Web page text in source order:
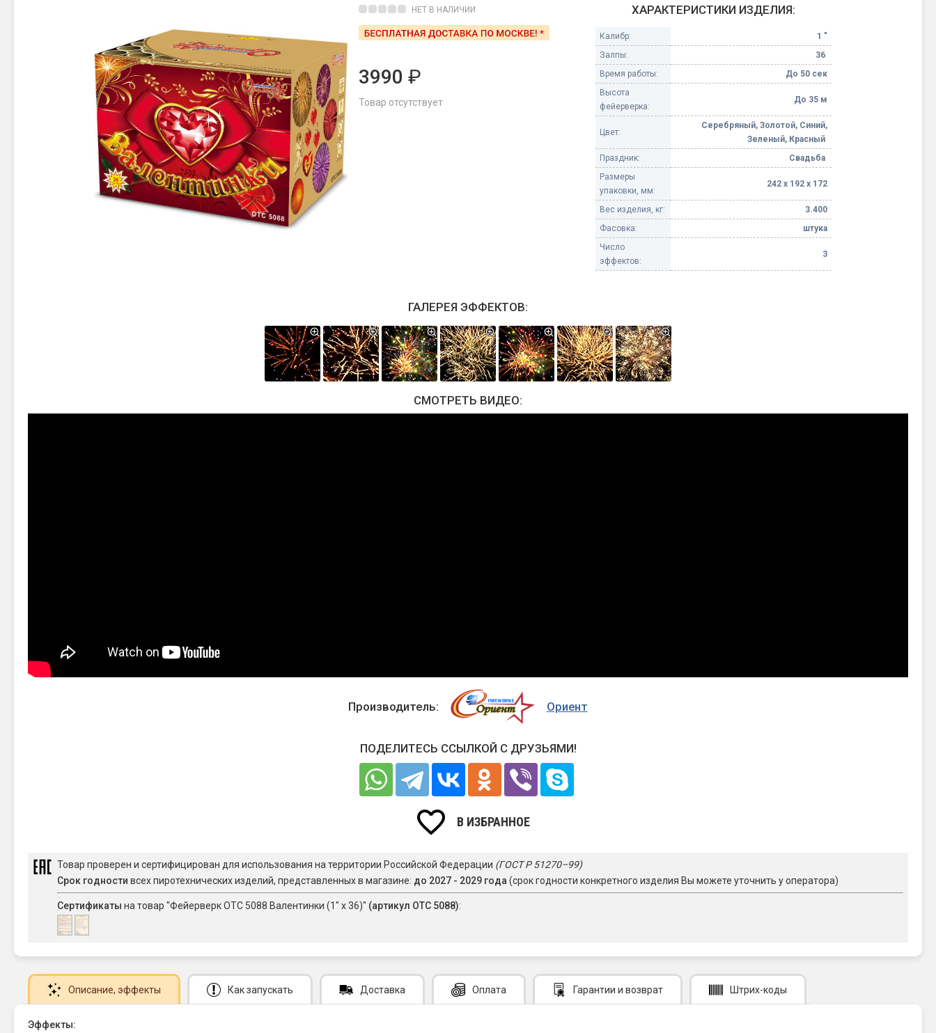
Фейерверки на свадьбу
Фейерверк-шоу
Батареи салютов
Цветной дым
Батареи салютов
Маленькие фейерверки
Терочные
Фитильные
Лимонки, гранаты
Корсары
Летающие и наземные
Бабочки, пчелы
Жуки
Циркоблицы
Цветной дым и огонь
Бенгальские огни малые
Бенгальские огни большие
Фонтаны в торт (холодные)
Фонтаны сценические (холодные)
Небесные фонарики
Оборудование для
Елочные гирлянды
Фейерверк-шоу
НЕТ В НАЛИЧИИ
3990 ₽
Товар отсутствует
ХАРАКТЕРИСТИКИ ИЗДЕЛИЯ:
Калибр:
1 "
Залпы:
36
Время работы:
До 50 сек
Высота
фейерверка:
До 35 м
Цвет:
Серебряный, Золотой, Синий,
Зеленый, Красный
Праздник:
Свадьба
Размеры
упаковки, мм:
242 х 192 х 172
Вес изделия, кг:
3.400
Фасовка:
штука
Число
эффектов:
3
ГАЛЕРЕЯ ЭФФЕКТОВ:
СМОТРЕТЬ ВИДЕО:
Производитель: Ориент
ПОДЕЛИТЕСЬ ССЫЛКОЙ С ДРУЗЬЯМИ!
В ИЗБРАННОЕ
Товар проверен и сертифицирован для использования на территории Российской Федерации (ГОСТ Р 51270–99)
Срок годности всех пиротехнических изделий, представленных в магазине: до 2027 - 2029 года (срок годности конкретного изделия Вы можете уточнить у оператора)
Сертификаты на товар "Фейерверк ОТС 5088 Валентинки (1" х 36)" (артикул ОТС 5088):
Описание, эффекты Как запускать Доставка Оплата Гарантии и возврат Штрих-коды
Эффекты: